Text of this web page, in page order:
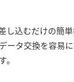
し込むだけの簡
ータ交換を容易
。